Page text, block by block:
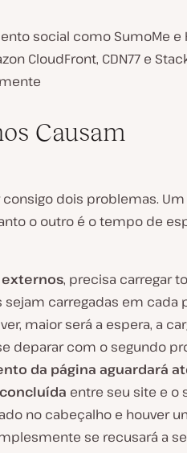
social como SumoMe e
CloudFront, CDN77 e
Causam
dois problemas. Um
o outro é o tempo de
, precisa carregar
carregadas em cada
maior será a espera, a
deparar com o segundo
da página aguardará
entre seu site e o
no cabeçalho e houver
se recusará a